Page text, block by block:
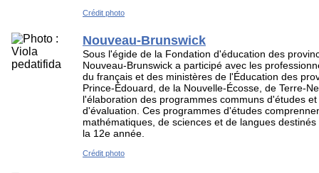
Crédit photo
Nouveau-Brunswick
Sous l'égide de la Fondation d'éducation des
Nouveau-Brunswick a participé avec les
du français et des ministères de l'Éducation des
Prince-Édouard, de la Nouvelle-Écosse, de Terre-
l'élaboration des programmes communs d'études
d'évaluation. Ces programmes d'études
mathématiques, de sciences et de langues
la 12e année.
Crédit photo